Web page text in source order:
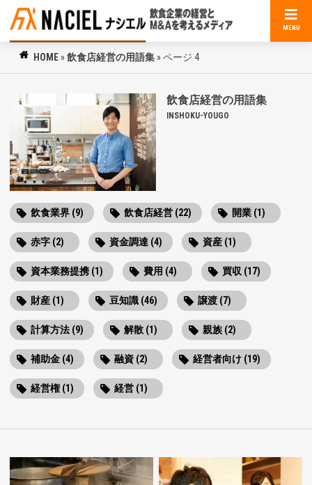
MENU
HOME »飲食店経営の用語集 »ページ 4
飲食店経営の用語集
INSHOKU-YOUGO
飲食業界 (9) 飲食店経営 (22) 開業 (1)
赤字 (2) 資金調達 (4) 資産 (1)
資本業務提携 (1) 費用 (4) 買収 (17)
財産 (1) 豆知識 (46) 譲渡 (7)
計算方法 (9) 解散 (1) 親族 (2)
補助金 (4) 融資 (2) 経営者向け (19)
経営権 (1) 経営 (1)